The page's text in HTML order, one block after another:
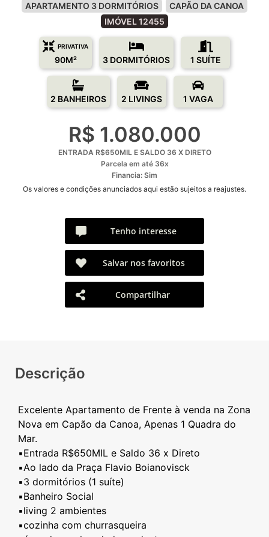
APARTAMENTO 3 DORMITÓRIOS
CAPÃO DA CANOA
IMÓVEL 12455
PRIVATIVA
90M² 3 DORMITÓRIOS 1 SUÍTE
2 BANHEIROS 2 LIVINGS 1 VAGA
R$ 1.080.000
ENTRADA R$650MIL E SALDO 36 X DIRETO
Parcela em até 36x
Financia: Sim
Os valores e condições anunciados aqui estão sujeitos a reajustes.
Tenho interesse
Salvar nos favoritos
Compartilhar
Descrição
Excelente Apartamento de Frente à venda na Zona
Nova em Capão da Canoa, Apenas 1 Quadra do
Mar.
▪️Entrada R$650MIL e Saldo 36 x Direto
▪️Ao lado da Praça Flavio Boianovisck
▪️3 dormitórios (1 suíte)
▪️Banheiro Social
▪️living 2 ambientes
▪️cozinha com churrasqueira